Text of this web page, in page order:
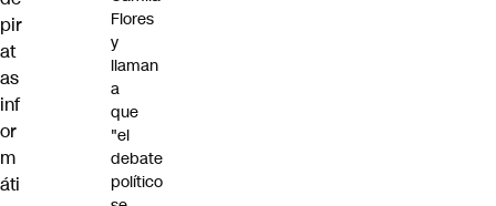
pir
at
as
inf
or
m
áti
Flores
y
llaman
a
que
"el
debate
político